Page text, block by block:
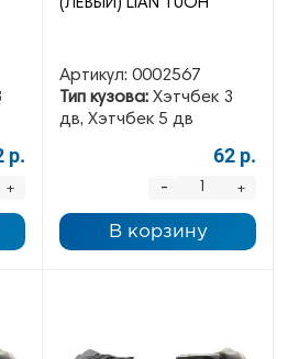
р.
+
(ЛЕВЫЙ) LIAN TUOH
Артикул: 0002567
Тип кузова: Хэтчбек 3
дв, Хэтчбек 5 дв
62 р.
+
-
В корзину